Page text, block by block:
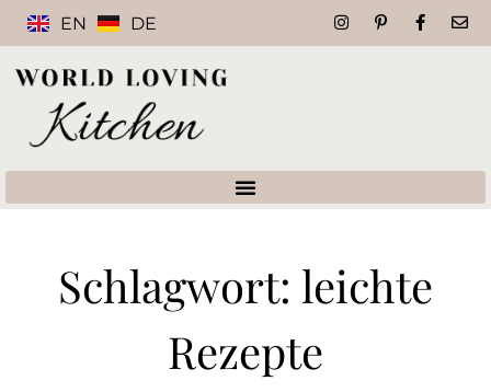
EN DE
Schlagwort: leichte
Rezepte